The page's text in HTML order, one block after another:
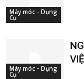
Máy móc - Dụng
Cụ
Máy móc - Dụng
Cụ